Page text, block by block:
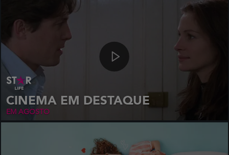
CINEMA EM DESTAQUE
EM AGOSTO